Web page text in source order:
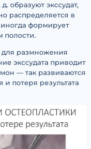
образуют экссудат,
распределяется в
формирует
полости.
для размножения
экссудата приводит
— так развиваются
потеря результата